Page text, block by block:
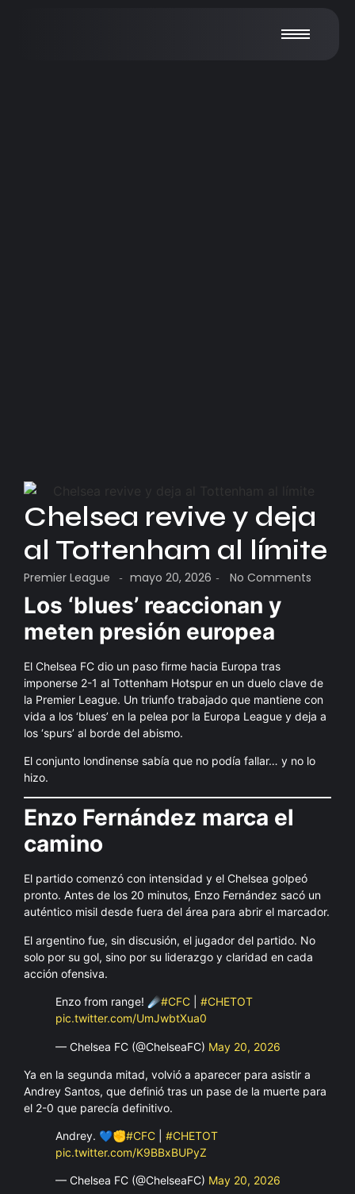
Chelsea revive y deja
al Tottenham al límite
Premier League - mayo 20, 2026 - No Comments
Los ‘blues’ reaccionan y
meten presión europea
El Chelsea FC dio un paso firme hacia Europa tras
imponerse 2-1 al Tottenham Hotspur en un duelo clave de
la Premier League. Un triunfo trabajado que mantiene con
vida a los ‘blues’ en la pelea por la Europa League y deja a
los ‘spurs’ al borde del abismo.
El conjunto londinense sabía que no podía fallar… y no lo
hizo.
Enzo Fernández marca el
camino
El partido comenzó con intensidad y el Chelsea golpeó
pronto. Antes de los 20 minutos, Enzo Fernández sacó un
auténtico misil desde fuera del área para abrir el marcador.
El argentino fue, sin discusión, el jugador del partido. No
solo por su gol, sino por su liderazgo y claridad en cada
acción ofensiva.
Enzo from range! ☄️#CFC
#CHETOT
pic.twitter.com/UmJwbtXua0
— Chelsea FC (@ChelseaFC) May 20, 2026
Ya en la segunda mitad, volvió a aparecer para asistir a
Andrey Santos, que definió tras un pase de la muerte para
el 2-0 que parecía definitivo.
Andrey. 💙✊#CFC
#CHETOT
pic.twitter.com/K9BBxBUPyZ
— Chelsea FC (@ChelseaFC) May 20, 2026